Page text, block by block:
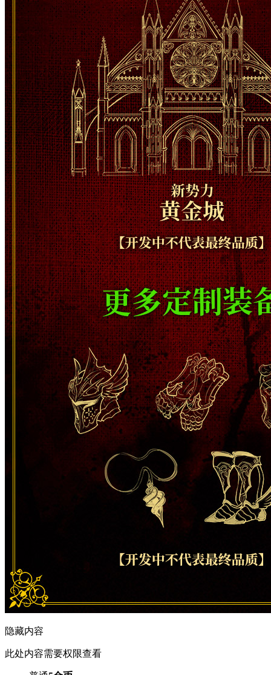
隐藏内容
此处内容需要权限查看